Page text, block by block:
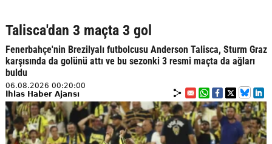
Talisca'dan 3 maçta 3 gol
Fenerbahçe'nin Brezilyalı futbolcusu Anderson Talisca, Sturm Graz
karşısında da golünü attı ve bu sezonki 3 resmi maçta da ağları
buldu
06.08.2026 00:20:00
İhlas Haber Ajansı